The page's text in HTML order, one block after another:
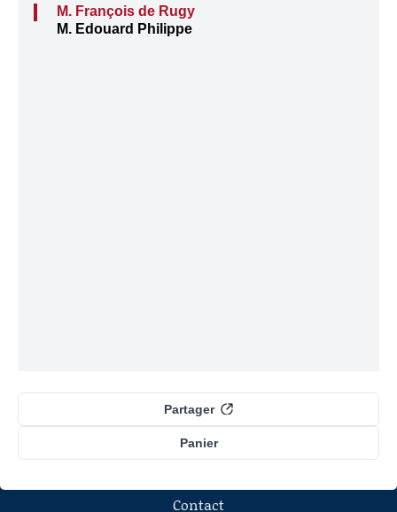
M. François de Rugy
M. Edouard Philippe
Panier
Partager
Contact